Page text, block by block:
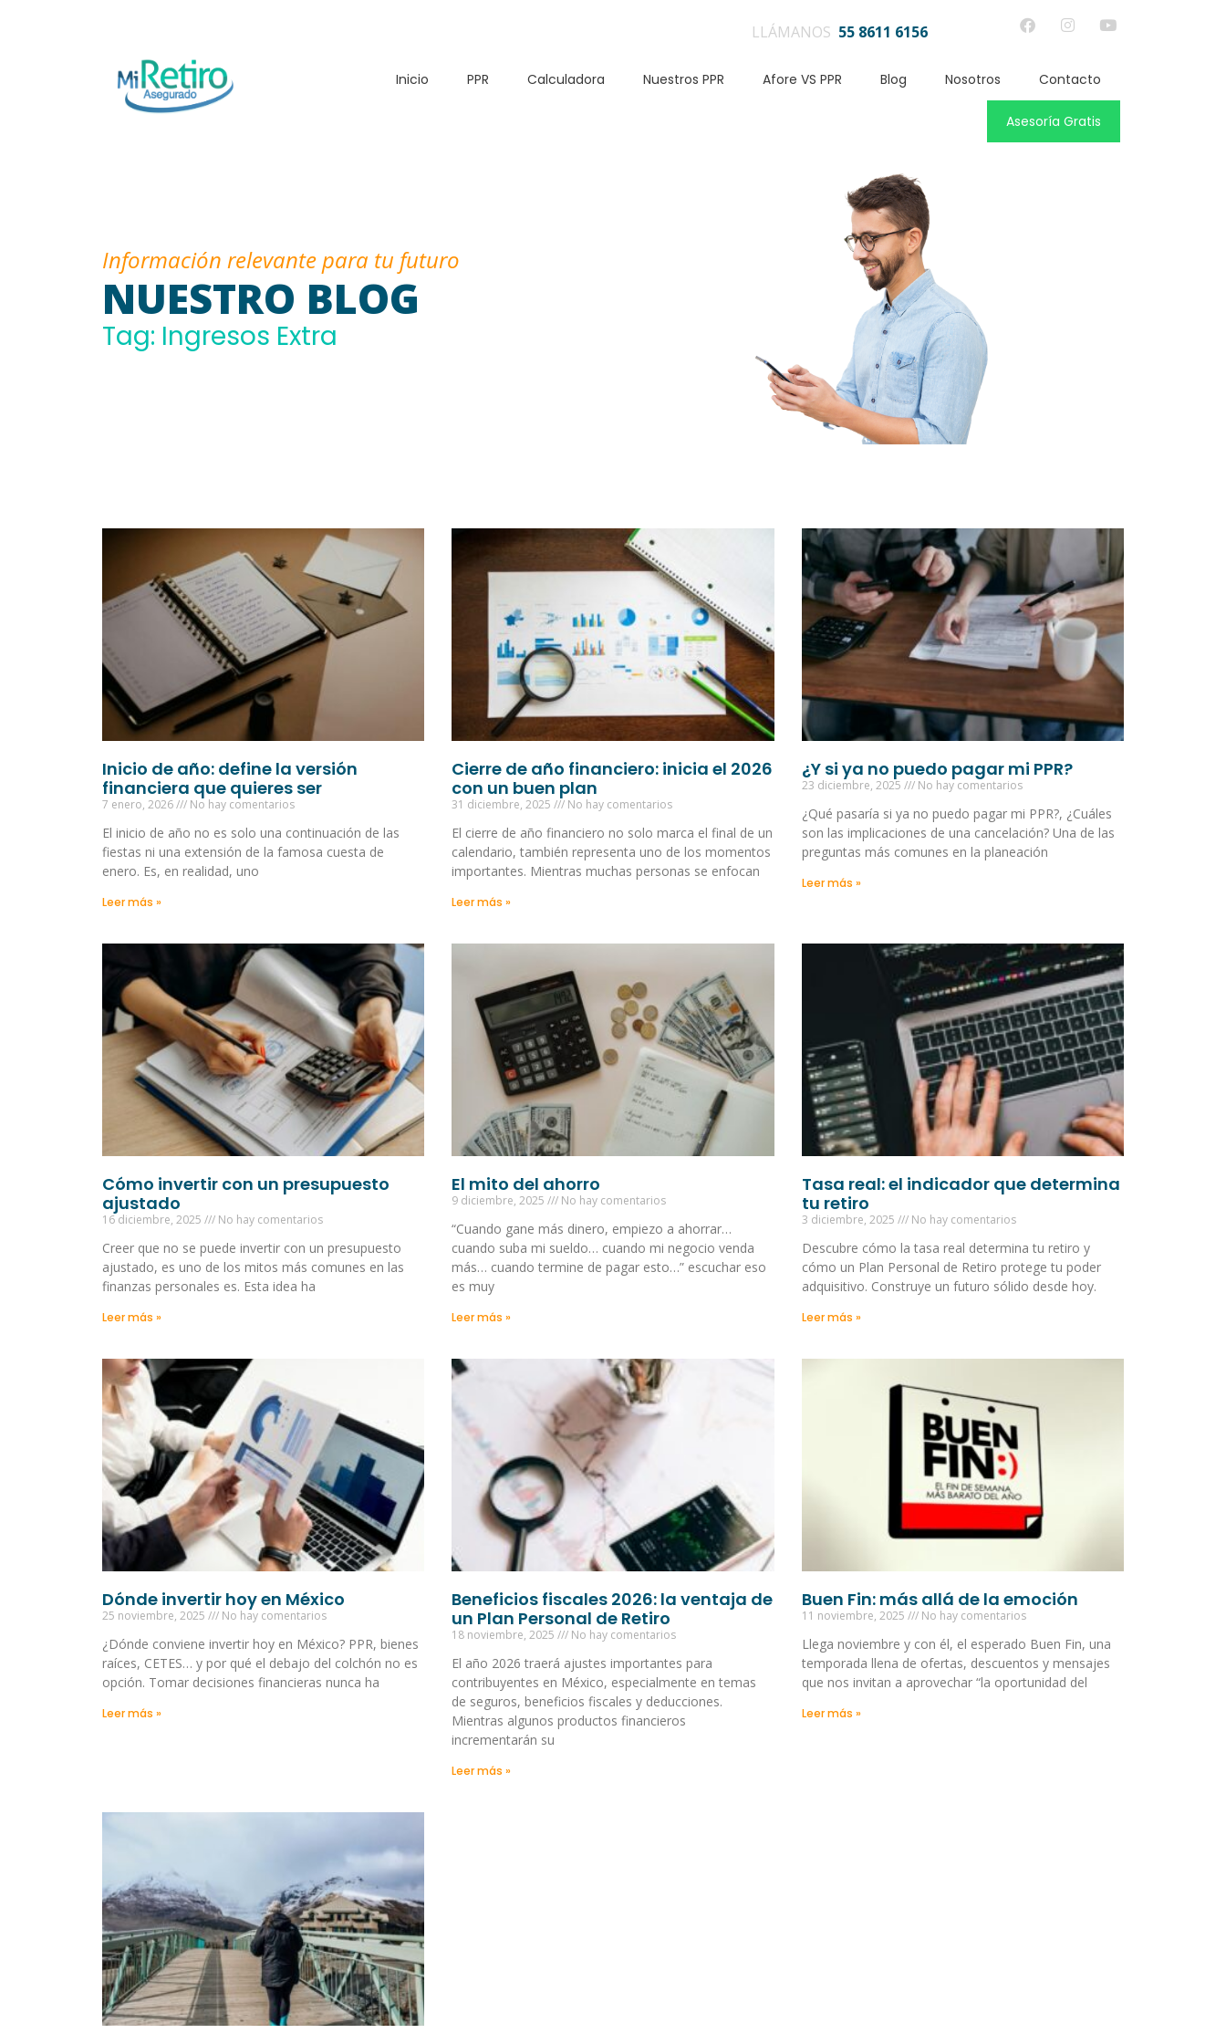
LLÁMANOS 55 8611 6156
Inicio PPR Calculadora Nuestros PPR Afore VS PPR Blog Nosotros Contacto
Asesoría Gratis
Información relevante para tu futuro
NUESTRO BLOG
Tag: Ingresos Extra
Inicio de año: define la versión
financiera que quieres ser
7 enero, 2026 No hay comentarios
El inicio de año no es solo una continuación de las
fiestas ni una extensión de la famosa cuesta de
enero. Es, en realidad, uno
Leer más »
Cierre de año financiero: inicia el 2026
con un buen plan
31 diciembre, 2025 No hay comentarios
El cierre de año financiero no solo marca el final de un
calendario, también representa uno de los momentos
importantes. Mientras muchas personas se enfocan
Leer más »
¿Y si ya no puedo pagar mi PPR?
23 diciembre, 2025 No hay comentarios
¿Qué pasaría si ya no puedo pagar mi PPR?, ¿Cuáles
son las implicaciones de una cancelación? Una de las
preguntas más comunes en la planeación
Leer más »
Cómo invertir con un presupuesto
ajustado
16 diciembre, 2025 No hay comentarios
Creer que no se puede invertir con un presupuesto
ajustado, es uno de los mitos más comunes en las
finanzas personales es. Esta idea ha
Leer más »
El mito del ahorro
9 diciembre, 2025 No hay comentarios
“Cuando gane más dinero, empiezo a ahorrar…
cuando suba mi sueldo… cuando mi negocio venda
más… cuando termine de pagar esto…” escuchar eso
es muy
Leer más »
Tasa real: el indicador que determina
tu retiro
3 diciembre, 2025 No hay comentarios
Descubre cómo la tasa real determina tu retiro y
cómo un Plan Personal de Retiro protege tu poder
adquisitivo. Construye un futuro sólido desde hoy.
Leer más »
Dónde invertir hoy en México
25 noviembre, 2025 No hay comentarios
¿Dónde conviene invertir hoy en México? PPR, bienes
raíces, CETES… y por qué el debajo del colchón no es
opción. Tomar decisiones financieras nunca ha
Leer más »
Beneficios fiscales 2026: la ventaja de
un Plan Personal de Retiro
18 noviembre, 2025 No hay comentarios
El año 2026 traerá ajustes importantes para
contribuyentes en México, especialmente en temas
de seguros, beneficios fiscales y deducciones.
Mientras algunos productos financieros
incrementarán su
Leer más »
Buen Fin: más allá de la emoción
11 noviembre, 2025 No hay comentarios
Llega noviembre y con él, el esperado Buen Fin, una
temporada llena de ofertas, descuentos y mensajes
que nos invitan a aprovechar “la oportunidad del
Leer más »